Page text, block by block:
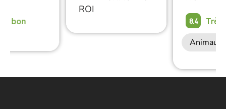
bon
ROI
8.4 Très
Animaux